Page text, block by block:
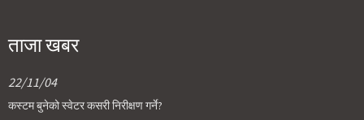
ताजा खबर
22/11/04
कस्टम बुनेको स्वेटर कसरी निरीक्षण गर्ने?